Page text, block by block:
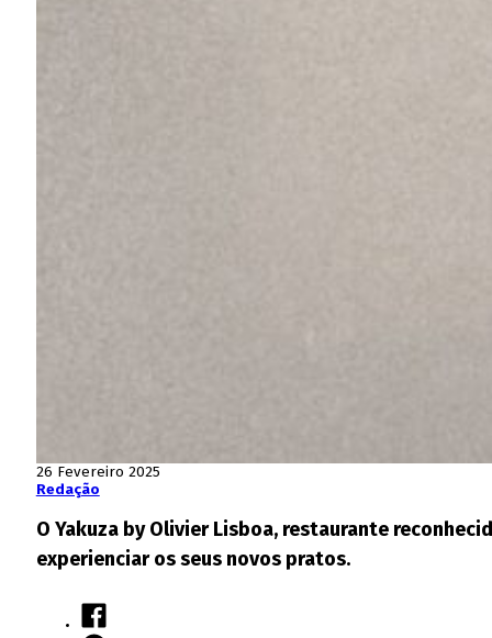
26 Fevereiro 2025
Redação
O Yakuza by Olivier Lisboa, restaurante
experienciar os seus novos pratos.